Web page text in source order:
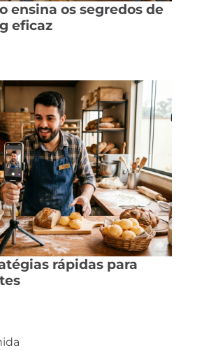
ensina os segredos de
eficaz
rápidas para